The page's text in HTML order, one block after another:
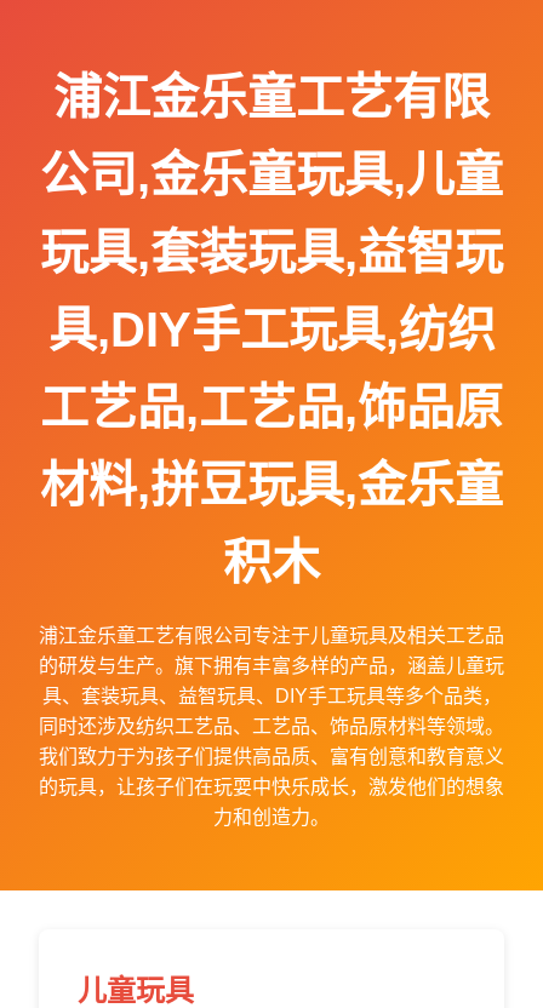
浦江金乐童工艺有限
公司,金乐童玩具,儿童
玩具,套装玩具,益智玩
具,DIY手工玩具,纺织
工艺品,工艺品,饰品原
材料,拼豆玩具,金乐童
积木
浦江金乐童工艺有限公司专注于儿童玩具及相关工艺品
的研发与生产。旗下拥有丰富多样的产品，涵盖儿童玩
具、套装玩具、益智玩具、DIY手工玩具等多个品类，
同时还涉及纺织工艺品、工艺品、饰品原材料等领域。
我们致力于为孩子们提供高品质、富有创意和教育意义
的玩具，让孩子们在玩耍中快乐成长，激发他们的想象
力和创造力。
儿童玩具